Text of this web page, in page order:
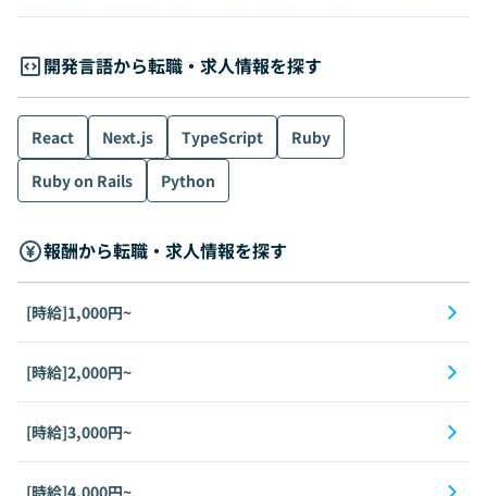
開発言語から転職・求人情報を探す
React Next.js TypeScript
Ruby
Ruby on Rails
Python
報酬から転職・求人情報を探す
[時給]1,000円~
[時給]2,000円~
[時給]3,000円~